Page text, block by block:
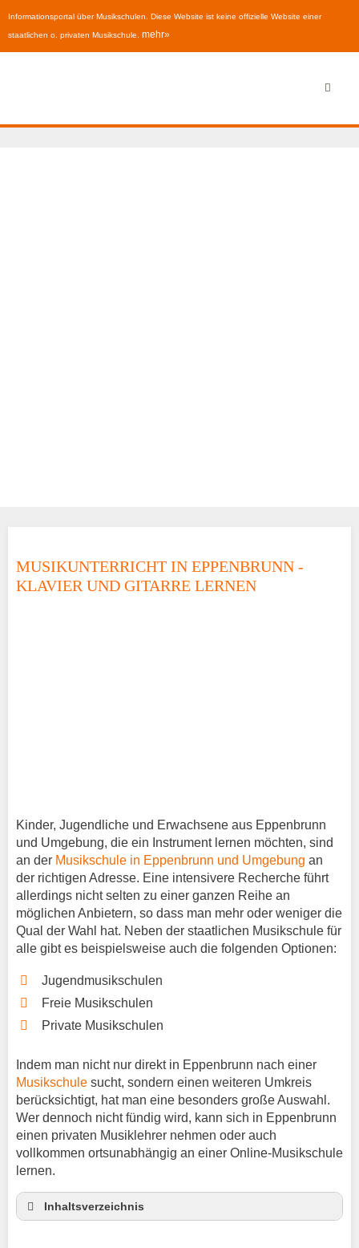
Informationsportal über Musikschulen. Diese Website ist keine offizielle Website einer
staatlichen o. privaten Musikschule. mehr»
MUSIKUNTERRICHT IN EPPENBRUNN -
KLAVIER UND GITARRE LERNEN
Kinder, Jugendliche und Erwachsene aus Eppenbrunn
und Umgebung, die ein Instrument lernen möchten, sind
an der Musikschule in Eppenbrunn und Umgebung an
der richtigen Adresse. Eine intensivere Recherche führt
allerdings nicht selten zu einer ganzen Reihe an
möglichen Anbietern, so dass man mehr oder weniger die
Qual der Wahl hat. Neben der staatlichen Musikschule für
alle gibt es beispielsweise auch die folgenden Optionen:
Jugendmusikschulen
Freie Musikschulen
Private Musikschulen
Indem man nicht nur direkt in Eppenbrunn nach einer
Musikschule sucht, sondern einen weiteren Umkreis
berücksichtigt, hat man eine besonders große Auswahl.
Wer dennoch nicht fündig wird, kann sich in Eppenbrunn
einen privaten Musiklehrer nehmen oder auch
vollkommen ortsunabhängig an einer Online-Musikschule
lernen.
Inhaltsverzeichnis